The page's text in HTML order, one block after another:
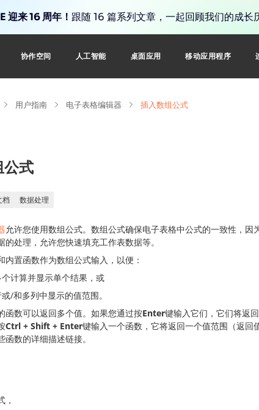
迎来 16 周年！ 跟随 16 篇系列文章，一起回顾我们的成长
协作空间 人工智能 桌面应用 移动应用程序
用户指南 电子表格编辑器 插入数组公式
公式
档 数据处理
允许您使用数组公式。数组公式确保电子表格中公式的一致性，
的处理，允许您快速填充工作表数据等。
内置函数作为数组公式输入，以便：
计算并显示单个结果，或
/和多列中显示的值范围。
函数可以返回多个值。如果您通过按Enter键输入它们，它们将返
Ctrl + Shift + Enter键输入一个函数，它将返回一个值范围（返
函数的详细描述链接。
，